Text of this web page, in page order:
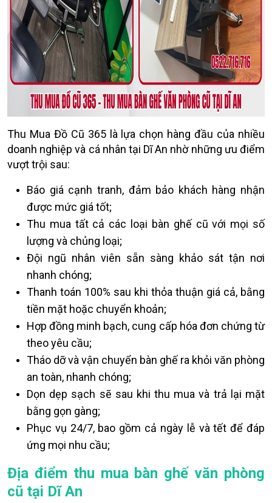
Thu Mua Đồ Cũ 365 là lựa chọn hàng đầu của nhiều
doanh nghiệp và cá nhân tại Dĩ An nhờ những ưu điểm
vượt trội sau:
Báo giá cạnh tranh, đảm bảo khách hàng nhận
được mức giá tốt;
Thu mua tất cả các loại bàn ghế cũ với mọi số
lượng và chủng loại;
Đội ngũ nhân viên sẵn sàng khảo sát tận nơi
nhanh chóng;
Thanh toán 100% sau khi thỏa thuận giá cả, bằng
tiền mặt hoặc chuyển khoản;
Hợp đồng minh bạch, cung cấp hóa đơn chứng từ
theo yêu cầu;
Tháo dỡ và vận chuyển bàn ghế ra khỏi văn phòng
an toàn, nhanh chóng;
Dọn dẹp sạch sẽ sau khi thu mua và trả lại mặt
bằng gọn gàng;
Phục vụ 24/7, bao gồm cả ngày lễ và tết để đáp
ứng mọi nhu cầu;
Địa điểm thu mua bàn ghế văn phòng
cũ tại Dĩ An